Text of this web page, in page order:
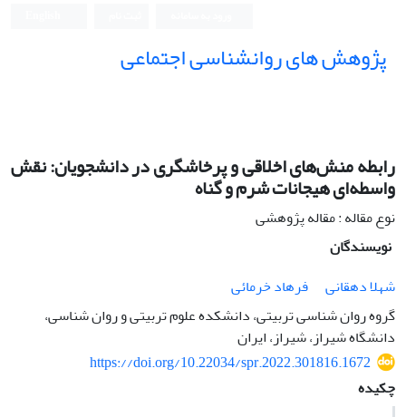
پژوهش های روانشناسی اجتماعی
رابطه منش‌های اخلاقی و پرخاشگری در دانشجویان: نقش
واسطه‌ای هیجانات شرم و گناه
نوع مقاله : مقاله پژوهشی
نویسندگان
شهلا دهقانی
فرهاد خرمائی
گروه روان شناسی تربیتی، دانشکده علوم تربیتی و روان شناسی،
دانشگاه شیراز، شیراز، ایران
https://doi.org/10.22034/spr.2022.301816.1672
چکیده